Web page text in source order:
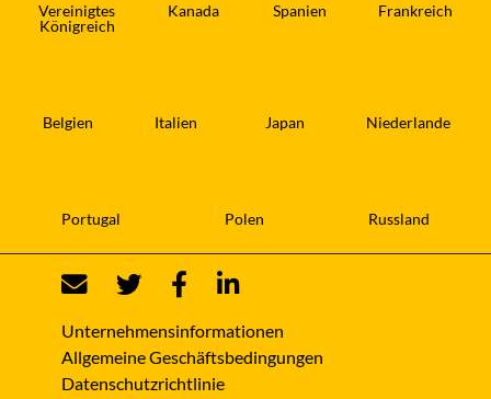
Vereinigtes
Königreich
Kanada Spanien Frankreich
Belgien Italien Japan Niederlande
Portugal Polen Russland
Unternehmensinformationen
Allgemeine Geschäftsbedingungen
Datenschutzrichtlinie